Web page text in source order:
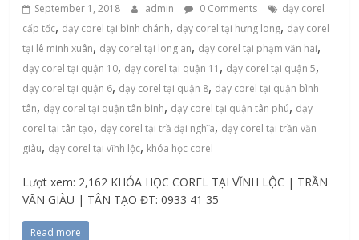
September 1, 2018 admin 0 Comments
dạy corel
cấp tốc, dạy corel tại bình chánh, dạy corel tại hưng long, dạy corel
tại lê minh xuân, dạy corel tại long an, dạy corel tại phạm văn hai,
dạy corel tại quận 10, dạy corel tại quận 11 , dạy corel tại quận 5,
dạy corel tại quận 6, dạy corel tại quận 8, dạy corel tại quận bình
tân, dạy corel tại quận tân bình, dạy corel tại quận tân phú, dạy
corel tại tân tạo, dạy corel tại trầ đại nghĩa, dạy corel tại trần văn
giàu, dạy corel tại vĩnh lộc, khóa học corel
Lượt xem: 2,162 KHÓA HỌC COREL TẠI VĨNH LỘC | TRẦN
VĂN GIÀU | TÂN TẠO ĐT: 0933 41 35
Read more